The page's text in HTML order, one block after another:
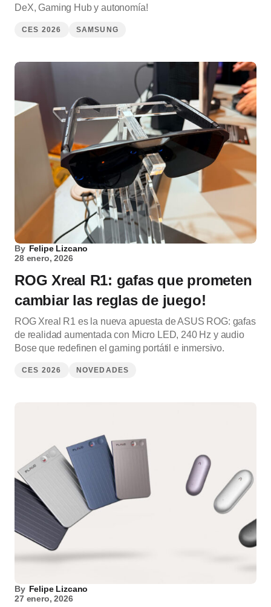
DeX, Gaming Hub y autonomía!
CES 2026 SAMSUNG
By Felipe Lizcano
28 enero, 2026
ROG Xreal R1: gafas que prometen
cambiar las reglas de juego!
ROG Xreal R1 es la nueva apuesta de ASUS ROG: gafas
de realidad aumentada con Micro LED, 240 Hz y audio
Bose que redefinen el gaming portátil e inmersivo.
CES 2026 NOVEDADES
By Felipe Lizcano
27 enero, 2026